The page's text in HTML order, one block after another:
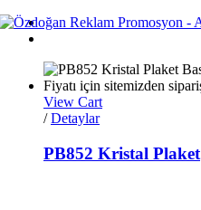
Skip
View Cart
/ Detaylar
PB852 Kristal Plaket